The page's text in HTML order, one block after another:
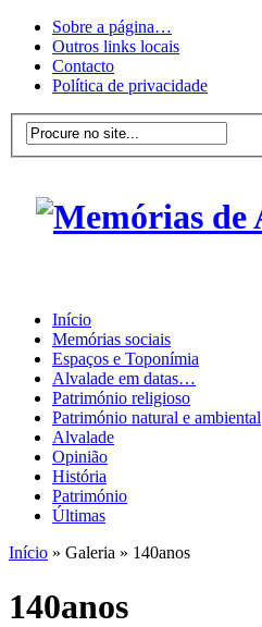
Sobre a página…
Outros links locais
Contacto
Política de privacidade
Início
Memórias sociais
Espaços e Toponímia
Alvalade em datas…
Património religioso
Património natural e ambiental
Alvalade
Opinião
História
Património
Últimas
Início » Galeria » 140anos
140anos